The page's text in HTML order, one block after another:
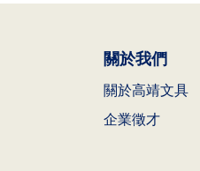
關於我們
關於高靖文具
企業徵才